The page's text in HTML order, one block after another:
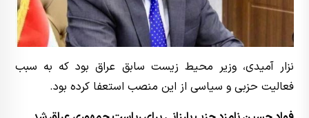
نزار آمیدی، وزیر محیط زیست سابق عراق بود که به سبب
فعالیت حزبی و سیاسی از این منصب استعفا کرده بود.